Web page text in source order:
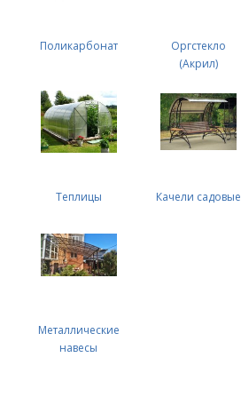
Поликарбонат
Оргстекло
(Акрил)
Теплицы Качели садовые
Металлические
навесы